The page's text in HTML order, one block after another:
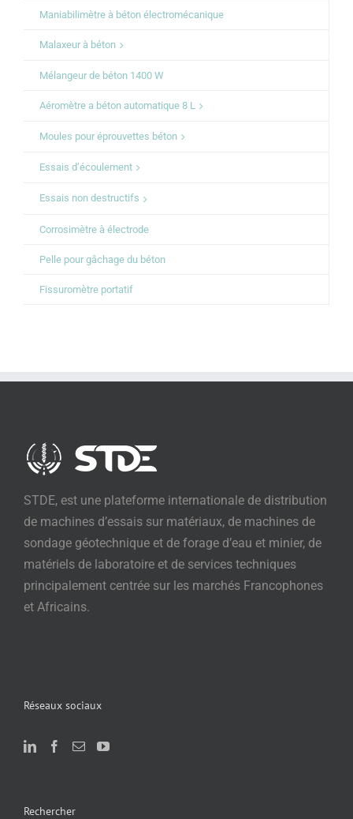
Maniabilimètre à béton électromécanique
Malaxeur à béton
Mélangeur de béton 1400 W
Aéromètre a béton automatique 8 L
Moules pour éprouvettes béton
Essais d’écoulement
Essais non destructifs
Corrosimètre à électrode
Pelle pour gâchage du béton
Fissuromètre portatif
STDE, est une plateforme internationale de distribution
de machines d’essais sur matériaux, de machines de
sondage géotechnique et de forage d’eau et minier, de
matériels de laboratoire et de services techniques
principalement centrée sur les marchés Francophones
et Africains.
Réseaux sociaux
Rechercher